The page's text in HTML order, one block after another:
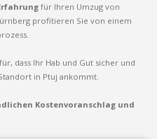
für Ihren Umzug von
profitieren Sie von einem
dass Ihr Hab und Gut sicher und
in Ptuj ankommt.
Kostenvoranschlag und